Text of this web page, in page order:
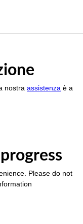
nostraassistenza è a
Please do not